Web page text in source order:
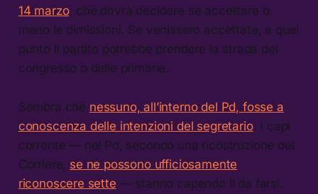
14 marzo, che dovrà decidere se accettare o
meno le dimissioni. Se venissero accettate, a quel
punto il partito potrebbe prendere la strada del
congresso o delle primarie.
Sembra che nessuno, all’interno del Pd, fosse a
conoscenza delle intenzioni del segretario. I capi
corrente — nel Pd, secondo una ricostruzione del
Corriere, se ne possono ufficiosamente
riconoscere sette — stanno capendo il da farsi.